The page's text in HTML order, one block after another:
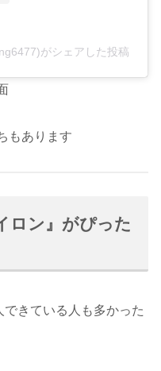
がシェアした投稿
もあります
ロン』がぴった
きている人も多かった